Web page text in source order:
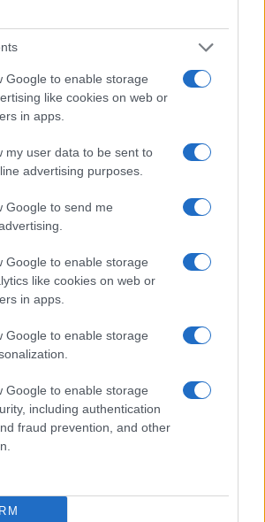
Google to enable storage
like cookies on web or
in apps.
my user data to be sent to
advertising purposes.
Google to send me
Google to enable storage
like cookies on web or
in apps.
Google to enable storage
Google to enable storage
including authentication
fraud prevention, and other
σε καλό δρόμο…
απο την συμφωνία και την εικόνα
ανάγνωσαν σωστά την πιθανότητα
εκεί που οι αγκυλώσεις άλλων
μοίρα σχέδια για ανάπτυξη
σε αέρα και όχι μόνο.
17:35
#729524
μεστή ανάλυση. Συγχαρητήρια και από